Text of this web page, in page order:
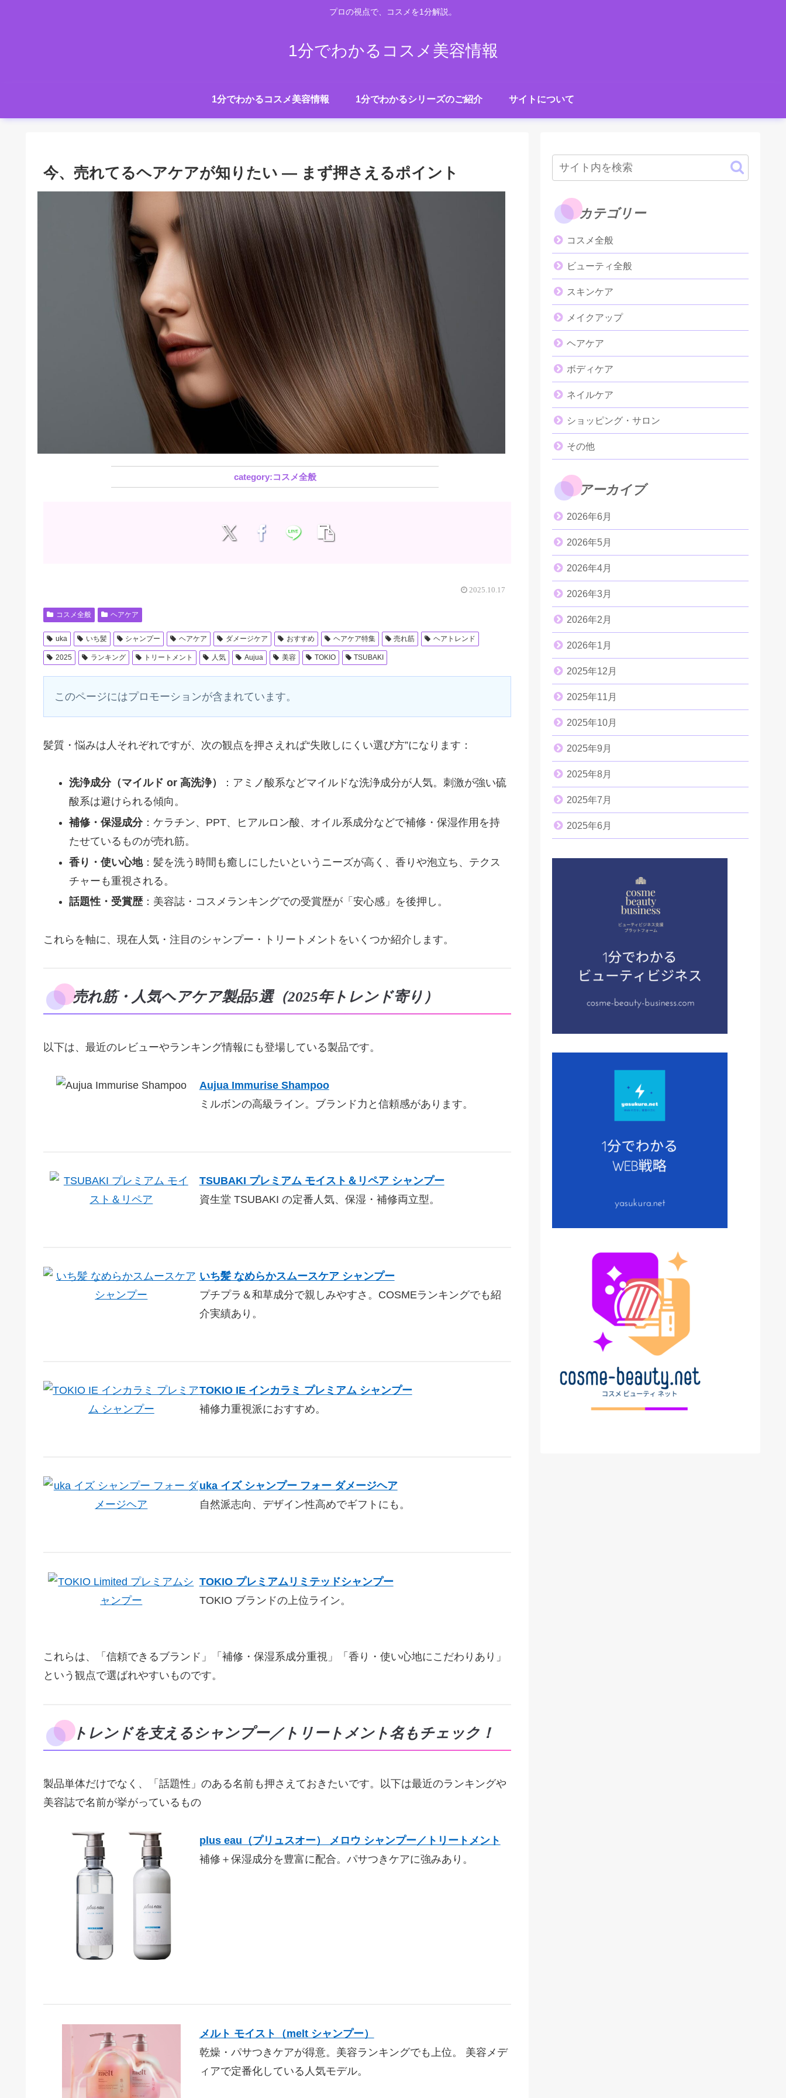
プロの視点で、コスメを1分解説。
1分でわかるコスメ美容情報
1分でわかるコスメ美容情報 1分でわかるシリーズのご紹介 サイトについて
今、売れてるヘアケアが知りたい — まず押さえるポイント
コスメ全般
2025.10.17
コスメ全般 ヘアケア
uka いち髪 シャンプー ヘアケア ダメージケア おすすめ ヘアケア特集 売れ筋 ヘアトレンド
2025 ランキング トリートメント 人気 Aujua 美容 TOKIO TSUBAKI
このページにはプロモーションが含まれています。
髪質・悩みは人それぞれですが、次の観点を押さえれば“失敗しにくい選び方”になります：
洗浄成分（マイルド or 高洗浄）
：アミノ酸系などマイルドな洗浄成分が人気。刺激が強い硫
酸系は避けられる傾向。
補修・保湿成分：ケラチン、PPT、ヒアルロン酸、オイル系成分などで補修・保湿作用を持
たせているものが売れ筋。
香り・使い心地：髪を洗う時間も癒しにしたいというニーズが高く、香りや泡立ち、テクス
チャーも重視される。
話題性・受賞歴：美容誌・コスメランキングでの受賞歴が「安心感」を後押し。
これらを軸に、現在人気・注目のシャンプー・トリートメントをいくつか紹介します。
売れ筋・人気ヘアケア製品5選（2025年トレンド寄り）
以下は、最近のレビューやランキング情報にも登場している製品です。
Aujua Immurise Shampoo
ミルボンの高級ライン。ブランド力と信頼感があります。
TSUBAKI プレミアム モイスト＆リペア シャンプー
資生堂 TSUBAKI の定番人気、保湿・補修両立型。
いち髪 なめらかスムースケア シャンプー
プチプラ＆和草成分で親しみやすさ。COSMEランキングでも紹
介実績あり。
TOKIO IE インカラミ プレミアム シャンプー
補修力重視派におすすめ。
uka イズ シャンプー フォー ダメージヘア
自然派志向、デザイン性高めでギフトにも。
TOKIO プレミアムリミテッドシャンプー
TOKIO ブランドの上位ライン。
これらは、「信頼できるブランド」「補修・保湿系成分重視」「香り・使い心地にこだわりあり」
という観点で選ばれやすいものです。
トレンドを支えるシャンプー／トリートメント名もチェック！
製品単体だけでなく、「話題性」のある名前も押さえておきたいです。以下は最近のランキングや
美容誌で名前が挙がっているもの
plus eau（プリュスオー） メロウ シャンプー／トリートメント
補修＋保湿成分を豊富に配合。パサつきケアに強みあり。
メルト モイスト（melt シャンプー）
乾燥・パサつきケアが得意。美容ランキングでも上位。 美容メデ
ィアで定番化している人気モデル。
カテゴリー
コスメ全般
ビューティ全般
スキンケア
メイクアップ
ヘアケア
ボディケア
ネイルケア
ショッピング・サロン
その他
アーカイブ
2026年6月
2026年5月
2026年4月
2026年3月
2026年2月
2026年1月
2025年12月
2025年11月
2025年10月
2025年9月
2025年8月
2025年7月
2025年6月